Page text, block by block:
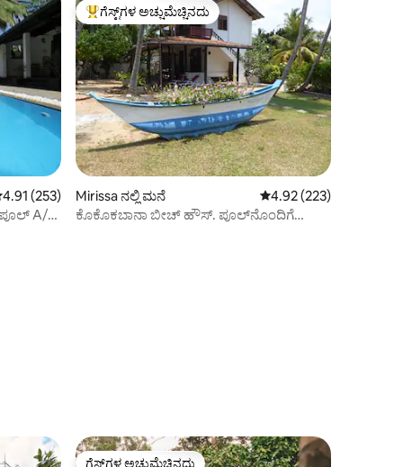
ರಲ್ಲಿ 4.91 ಸರಾಸರಿ ರೇಟಿಂಗ್, 253 ವಿಮರ್ಶೆಗಳು
4.91 (253)
A/C
ಗೆಸ್ಟ್‌ಗಳಿಗೆ ಅತಿ ಹೆಚ್ಚು ಅಚ್ಚುಮೆಚ್ಚಿನದು
ಗೆಸ್ಟ್‌ಗಳ ಅಚ್ಚುಮೆಚ್ಚಿನದು
Mirissa ನಲ್ಲಿ ಮನೆ 5 ರಲ್ಲಿ 4.92 ಸರಾಸರಿ
4.92 (223)
ಕೊಕೊಕಬಾನಾ ಬೀಚ್ ಹೌಸ್. ಪೂಲ್‌ನೊಂದಿಗೆ
ಗೆಸ್ಟ್‌ಗಳ ಅಚ್ಚುಮೆಚ್ಚಿನದು